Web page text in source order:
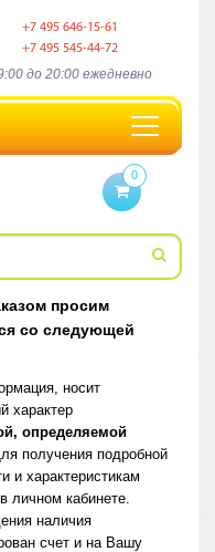
+7 495 646-15-61
+7 495 545-44-72
до 20:00 ежедневно
Toggle
navigation
0
просим
со следующей
носит
характер
определяемой
получения подробной
и характеристикам
личном кабинете.
наличия
счет и на Вашу